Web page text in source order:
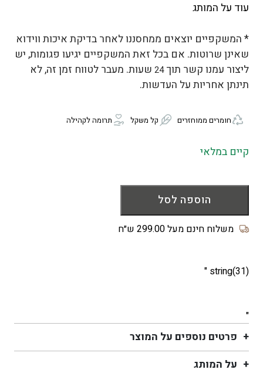
עוד על המותג
* המשקפיים יוצאים ממחסננו לאחר בדיקת איכות ווידוא
שאינן שרוטות. אם בכל זאת המשקפיים יגיעו פגומות, יש
ליצור עמנו קשר תוך24
שעות. מעבר לטווח זמן זה, לא
תינתן אחריות על העדשות.
חומרים ממוחזרים קל משקל תרומה לקהילה
קיים במלאי
שמש
לגילאי
2
שנים
בצבע
טורקיז
הוספה לסל
משלוח חינם מעל 299.00 ש״ח
string(31) "
"
פרטים נוספים על המוצר
על המותג